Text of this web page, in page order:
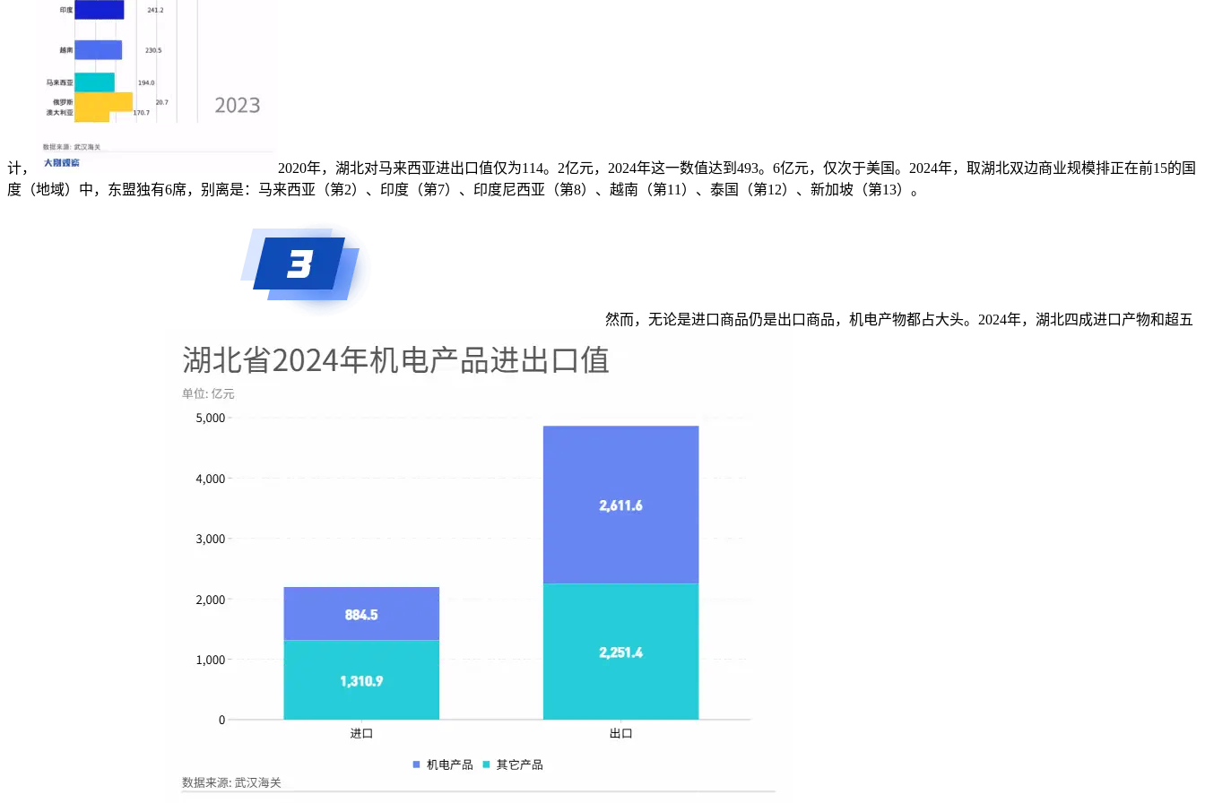
计，
2020年，湖北对马来西亚进出口值仅为114。2亿元，2024年这一数值达到493。6亿元，仅次于美国。2024年，取湖北双边商业规模排正在前15的国
度（地域）中，东盟独有6席，别离是：马来西亚（第2）、印度（第7）、印度尼西亚（第8）、越南（第11）、泰国（第12）、新加坡（第13）。
然而，无论是进口商品仍是出口商品，机电产物都占大头。2024年，湖北四成进口产物和超五